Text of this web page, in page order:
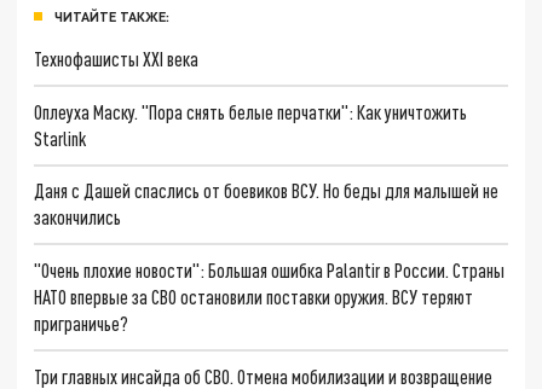
ЧИТАЙТЕ ТАКЖЕ:
Технофашисты XXI века
Оплеуха Маску. "Пора снять белые перчатки": Как уничтожить
Starlink
Даня с Дашей спаслись от боевиков ВСУ. Но беды для малышей не
закончились
"Очень плохие новости": Большая ошибка Palantir в России. Страны
НАТО впервые за СВО остановили поставки оружия. ВСУ теряют
приграничье?
Три главных инсайда об СВО. Отмена мобилизации и возвращение